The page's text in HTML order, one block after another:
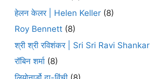
हेलन केलर | Helen Keller (8)
Roy Bennett (8)
श्री श्री रविशंकर | Sri Sri Ravi Shankar
रॉबिन शर्मा (8)